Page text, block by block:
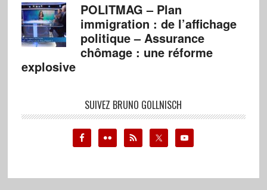
POLITMAG – Plan
immigration : de l’affichage
politique – Assurance
chômage : une réforme
explosive
SUIVEZ BRUNO GOLLNISCH